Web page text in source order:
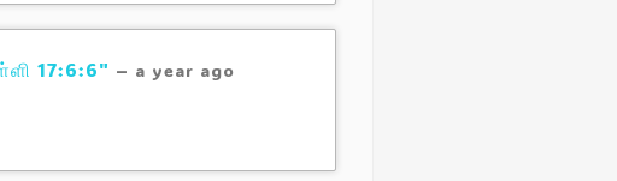
17:6:6" – a year ago